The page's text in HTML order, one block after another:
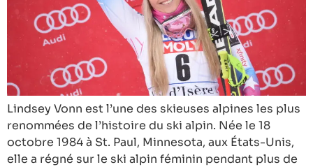
Lindsey Vonn est l’une des skieuses alpines les plus
renommées de l’histoire du ski alpin. Née le 18
octobre 1984 à St. Paul, Minnesota, aux États-Unis,
elle a régné sur le ski alpin féminin pendant plus de